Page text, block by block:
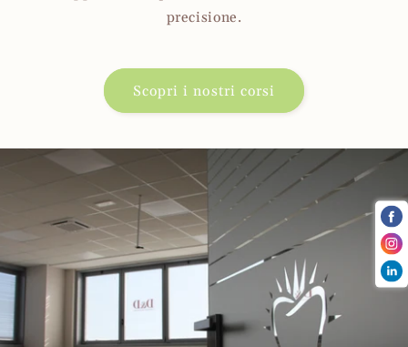
precisione.
Scopri i nostri corsi